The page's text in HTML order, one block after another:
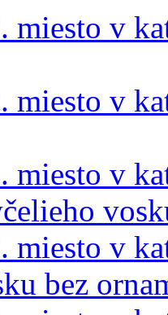
miesto v
miesto v
miesto v
miesto v
bez